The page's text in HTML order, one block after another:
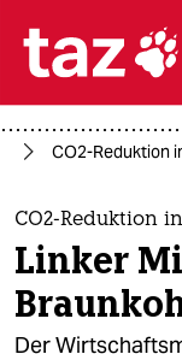

themen
politik
öko
CO2-Reduktion
CO2-Reduktion
Linker
Der